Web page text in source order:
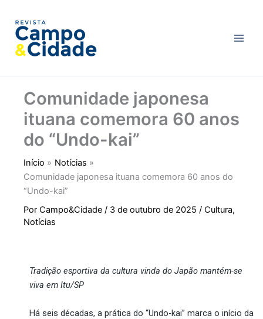
para
conteúdo
Comunidade japonesa
ituana comemora 60 anos
do “Undo-kai”
Início
Notícias
Comunidade japonesa ituana comemora 60 anos do
“Undo-kai”
Por Campo&Cidade / 3 de outubro de 2025 / Cultura,
Notícias
Tradição esportiva da cultura vinda do Japão mantém-se
viva em Itu/SP
Há seis décadas, a prática do “Undo-kai” marca o início da